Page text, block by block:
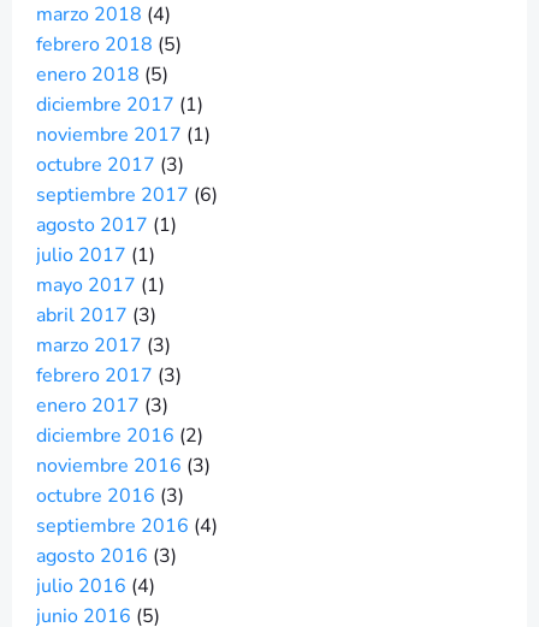
marzo 2018 (4)
febrero 2018 (5)
enero 2018 (5)
diciembre 2017 (1)
noviembre 2017 (1)
octubre 2017 (3)
septiembre 2017 (6)
agosto 2017 (1)
julio 2017 (1)
mayo 2017 (1)
abril 2017 (3)
marzo 2017 (3)
febrero 2017 (3)
enero 2017 (3)
diciembre 2016 (2)
noviembre 2016 (3)
octubre 2016 (3)
septiembre 2016 (4)
agosto 2016 (3)
julio 2016 (4)
junio 2016 (5)